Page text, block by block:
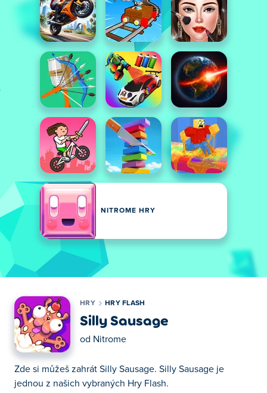
NITROME HRY
HRY HRY FLASH
Silly Sausage
od Nitrome
Zde si můžeš zahrát Silly Sausage. Silly Sausage je
jednou z našich vybraných Hry Flash.